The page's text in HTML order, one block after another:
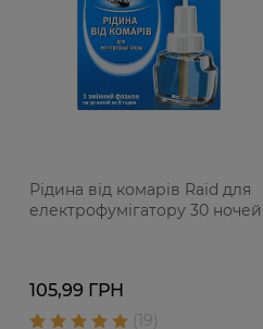
Рідина від комарів Raid для
електрофумігатору 30 ночей
105,99 ГРН